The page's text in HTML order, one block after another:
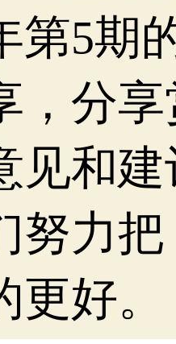
第5期
，分
见和
努力
好。